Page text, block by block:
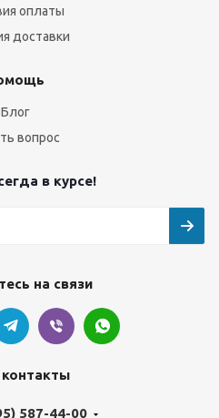
оплаты
доставки
Блог
вопрос
в курсе!
на связи
587-44-00